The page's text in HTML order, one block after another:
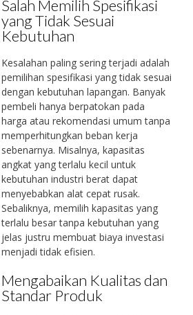
Salah Memilih Spesifikasi
yang Tidak Sesuai
Kebutuhan
Kesalahan paling sering terjadi adalah
pemilihan spesifikasi yang tidak sesuai
dengan kebutuhan lapangan. Banyak
pembeli hanya berpatokan pada
harga atau rekomendasi umum tanpa
memperhitungkan beban kerja
sebenarnya. Misalnya, kapasitas
angkat yang terlalu kecil untuk
kebutuhan industri berat dapat
menyebabkan alat cepat rusak.
Sebaliknya, memilih kapasitas yang
terlalu besar tanpa kebutuhan yang
jelas justru membuat biaya investasi
menjadi tidak efisien.
Mengabaikan Kualitas dan
Standar Produk